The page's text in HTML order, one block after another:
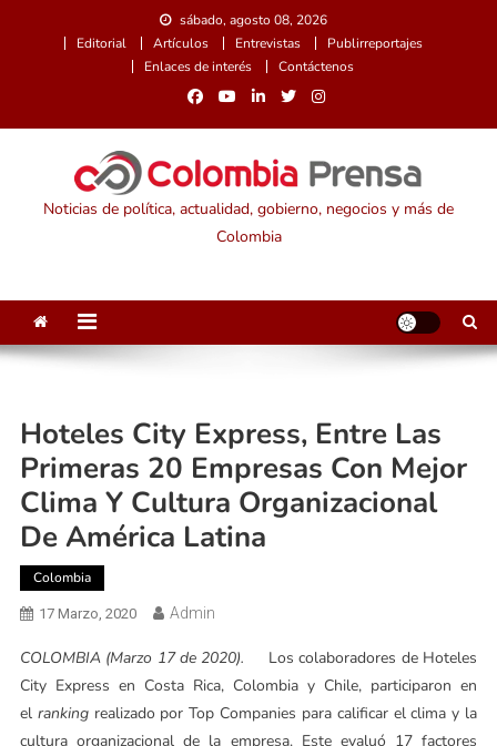
sábado, agosto 08, 2026
Editorial
Artículos Entrevistas
Publirreportajes
Enlaces de interés
Contáctenos
Noticias de política, actualidad, gobierno, negocios y más de
Colombia
Hoteles City Express, Entre Las
Primeras 20 Empresas Con Mejor
Clima Y Cultura Organizacional
De América Latina
Colombia
17 Marzo, 2020 Admin
COLOMBIA (Marzo 17 de 2020). Los colaboradores de Hoteles
City Express en Costa Rica, Colombia y Chile, participaron en
el rankingrealizado por Top Companies para calificar el clima y la
cultura organizacional de la empresa. Este evaluó 17 factores